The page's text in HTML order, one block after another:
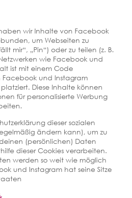
wir Inhalte von Facebook
um Webseiten zu
mir“, „Pin“) oder zu teilen (z. B.
wie Facebook und
ist mit einem Code
und Instagram
Diese Inhalte können
für personalisierte Werbung
dieser sozialen
ändern kann), um zu
(persönlichen) Daten
dieser Cookies verarbeiten.
werden so weit wie möglich
und Instagram hat seine Sitze